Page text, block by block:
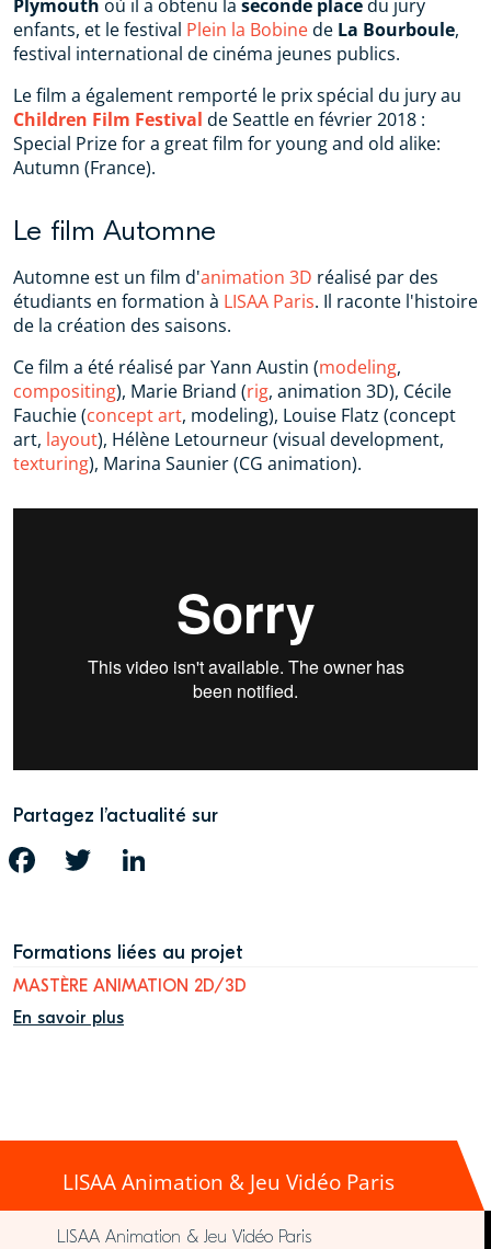
Plymouth où il a obtenu la seconde placedu jury
enfants, et le festival Plein la Bobinede La Bourboule,
festival international de cinéma jeunes publics.
Le film a également remporté le prix spécial du jury au
Children Film Festival de Seattle en février 2018 :
Special Prize for a great film for young and old alike:
Autumn (France).
Le film Automne
Automne est un film d'animation 3D réalisé par des
étudiants en formation à LISAA Paris. Il raconte l'histoire
de la création des saisons.
Ce film a été réalisé par Yann Austin (modeling,
compositing), Marie Briand (rig, animation 3D), Cécile
Fauchie (concept art, modeling), Louise Flatz (concept
art, layout), Hélène Letourneur (visual development,
texturing), Marina Saunier (CG animation).
Partagez l’actualité sur
FACEBOOK TWITTER
Formations liées au projet
MASTÈRE ANIMATION 2D/3D
En savoir plus
LISAA Animation & Jeu Vidéo Paris
LISAA Animation & Jeu Vidéo Paris